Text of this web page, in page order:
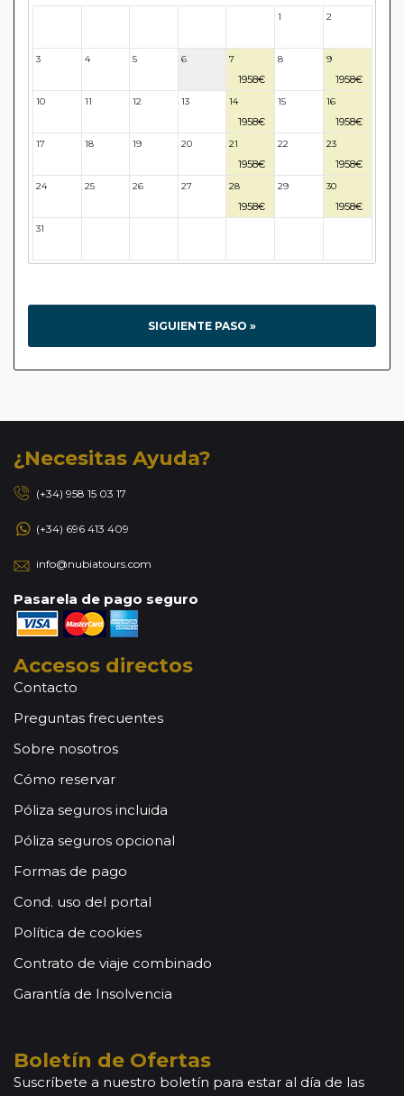
1 2
3 4 5 6 7
1958€
8 9
1958€
10 11 12 13 14
1958€
15 16
1958€
17 18 19 20 21
1958€
22 23
1958€
24 25 26 27 28
1958€
29 30
1958€
31
SIGUIENTE PASO »
¿Necesitas Ayuda?
(+34) 958 15 03 17
(+34) 696 413 409
info@nubiatours.com
Pasarela de pago seguro
Accesos directos
Contacto
Preguntas frecuentes
Sobre nosotros
Cómo reservar
Póliza seguros incluida
Póliza seguros opcional
Formas de pago
Cond. uso del portal
Política de cookies
Contrato de viaje combinado
Garantía de Insolvencia
Boletín de Ofertas
Suscríbete a nuestro boletín para estar al día de las